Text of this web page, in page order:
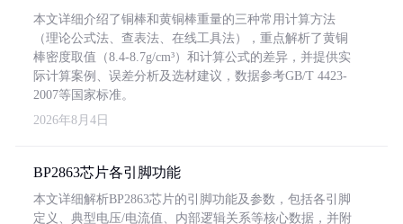
本文详细介绍了铜棒和黄铜棒重量的三种常用计算方法
（理论公式法、查表法、在线工具法），重点解析了黄铜
棒密度取值（8.4-8.7g/cm³）和计算公式的差异，并提供实
际计算案例、误差分析及选材建议，数据参考GB/T 4423-
2007等国家标准。
2026年8月4日
BP2863芯片各引脚功能
本文详细解析BP2863芯片的引脚功能及参数，包括各引脚
定义、典型电压/电流值、内部逻辑关系等核心数据，并附